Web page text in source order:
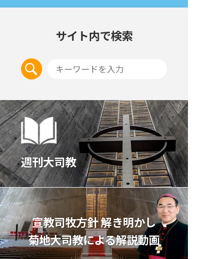
サイト内で検索
週刊大司教
宣教司牧⽅針 解き明かし
菊地⼤司教による解説動画